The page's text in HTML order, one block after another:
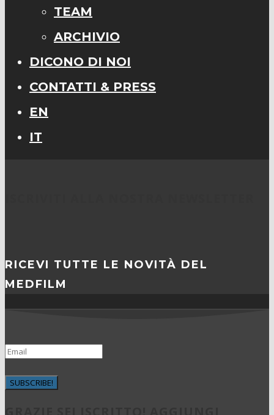
TEAM
ARCHIVIO
DICONO DI NOI
CONTATTI & PRESS
EN
IT
RICEVI TUTTE LE NOVITÀ DEL
MEDFILM
SUBSCRIBE!